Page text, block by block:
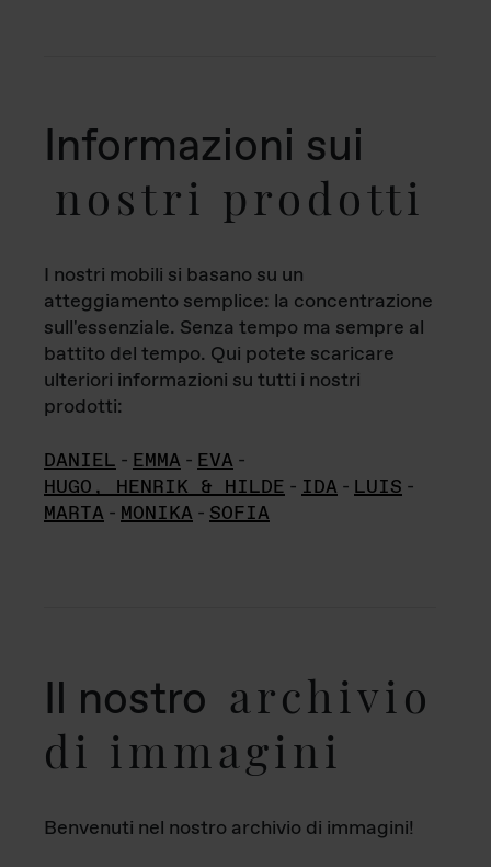
Informazioni sui
nostri prodotti
I nostri mobili si basano su un
atteggiamento semplice: la concentrazione
sull'essenziale. Senza tempo ma sempre al
battito del tempo. Qui potete scaricare
ulteriori informazioni su tutti i nostri
prodotti:
DANIEL - EMMA - EVA -
HUGO, HENRIK & HILDE - IDA - LUIS -
MARTA - MONIKA - SOFIA
Il nostro archivio
di immagini
Benvenuti nel nostro archivio di immagini!